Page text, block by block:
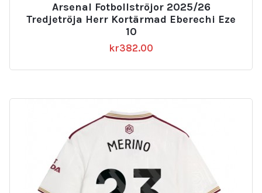
Arsenal Fotbollströjor 2025/26
Tredjetröja Herr Kortärmad Eberechi Eze
10
kr382.00